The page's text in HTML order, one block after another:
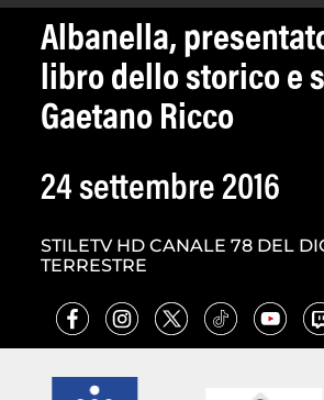
Albanella,
libro dello storico e
Gaetano Ricco
24 settembre 2016
STILETV HD CANALE 78 DEL
TERRESTRE